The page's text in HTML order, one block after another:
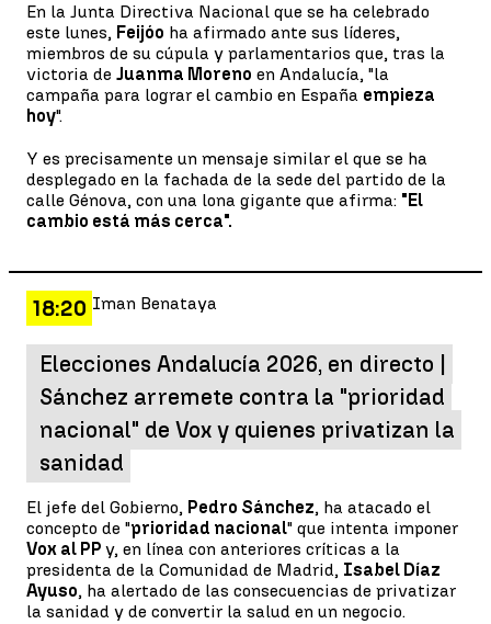
En la Junta Directiva Nacional que se ha celebrado
este lunes, Feijóo ha afirmado ante sus líderes,
miembros de su cúpula y parlamentarios que, tras la
victoria de Juanma Moreno en Andalucía, "la
campaña para lograr el cambio en España empieza
hoy".
Y es precisamente un mensaje similar el que se ha
desplegado en la fachada de la sede del partido de la
calle Génova, con una lona gigante que afirma: "El
cambio está más cerca".
18:20 Iman Benataya
Elecciones Andalucía 2026, en directo |
Sánchez arremete contra la "prioridad
nacional" de Vox y quienes privatizan la
sanidad
El jefe del Gobierno, Pedro Sánchez, ha atacado el
concepto de "prioridad nacional" que intenta imponer
Vox al PP y, en línea con anteriores críticas a la
presidenta de la Comunidad de Madrid, Isabel Díaz
Ayuso, ha alertado de las consecuencias de privatizar
la sanidad y de convertir la salud en un negocio.